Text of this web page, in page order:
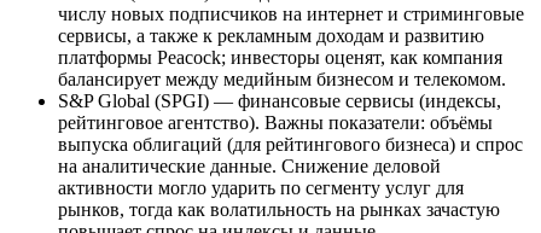
числу новых подписчиков на интернет и стриминговые
сервисы, а также к рекламным доходам и развитию
платформы Peacock; инвесторы оценят, как компания
балансирует между медийным бизнесом и телекомом.
S&P Global (SPGI) — финансовые сервисы (индексы,
рейтинговое агентство). Важны показатели: объёмы
выпуска облигаций (для рейтингового бизнеса) и спрос
на аналитические данные. Снижение деловой
активности могло ударить по сегменту услуг для
рынков, тогда как волатильность на рынках зачастую